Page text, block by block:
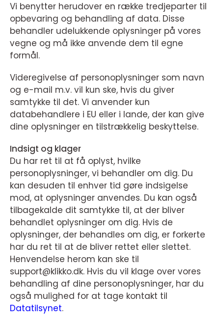
Vi benytter herudover en række tredjeparter til
opbevaring og behandling af data. Disse
behandler udelukkende oplysninger på vores
vegne og må ikke anvende dem til egne
formål.
Videregivelse af personoplysninger som navn
og e-mail m.v. vil kun ske, hvis du giver
samtykke til det. Vi anvender kun
databehandlere i EU eller i lande, der kan give
dine oplysninger en tilstrækkelig beskyttelse.
Indsigt og klager
Du har ret til at få oplyst, hvilke
personoplysninger, vi behandler om dig. Du
kan desuden til enhver tid gøre indsigelse
mod, at oplysninger anvendes. Du kan også
tilbagekalde dit samtykke til, at der bliver
behandlet oplysninger om dig. Hvis de
oplysninger, der behandles om dig, er forkerte
har du ret til at de bliver rettet eller slettet.
Henvendelse herom kan ske til
support@klikko.dk. Hvis du vil klage over vores
behandling af dine personoplysninger, har du
også mulighed for at tage kontakt til
Datatilsynet.